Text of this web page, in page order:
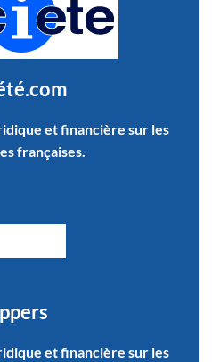
et financière sur les
françaises.
et financière sur les